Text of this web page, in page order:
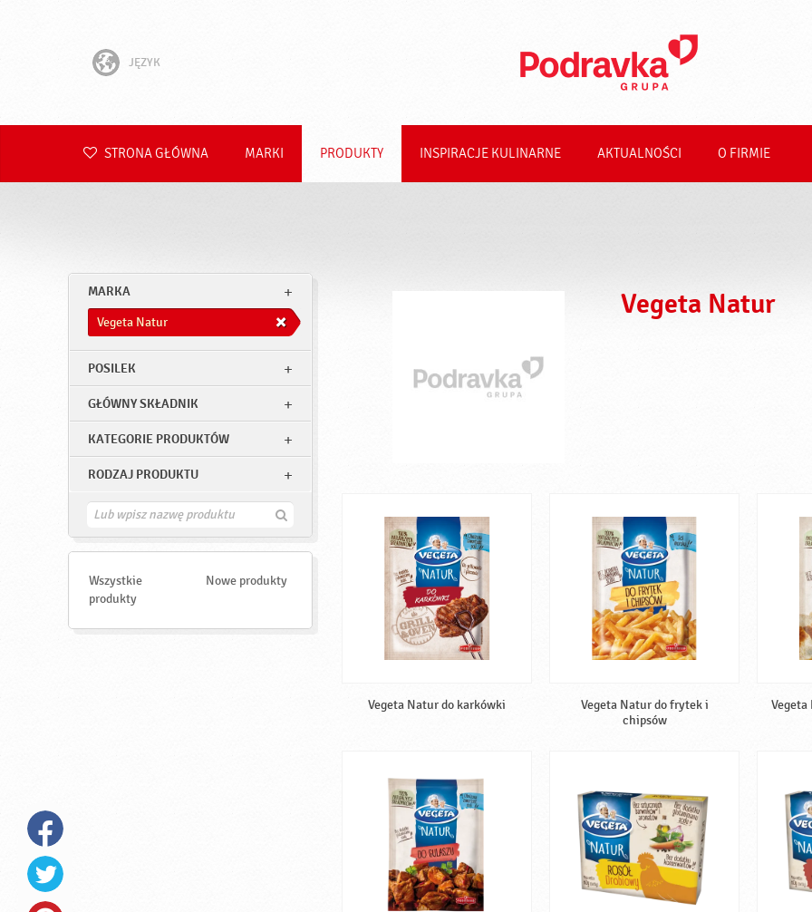
JĘZYK
Hrvatski
Română
STRONA GŁÓWNA MARKI PRODUKTY INSPIRACJE KULINARNE AKTUALNOŚCI O FIRMIE
MARKA
Vegeta Natur
POSILEK
GŁÓWNY SKŁADNIK
KATEGORIE PRODUKTÓW
RODZAJ PRODUKTU
Z
d
Wszystkie
produkty
Nowe produkty
Vegeta Natur
Vegeta Natur do karkówki
Vegeta Natur do frytek i
chipsów
Vegeta